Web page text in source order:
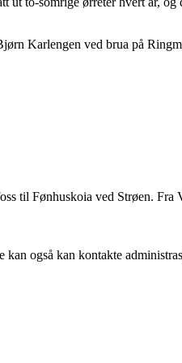
Karlengen ved brua på
til Fønhuskoia ved Strøen.
også kan kontakte